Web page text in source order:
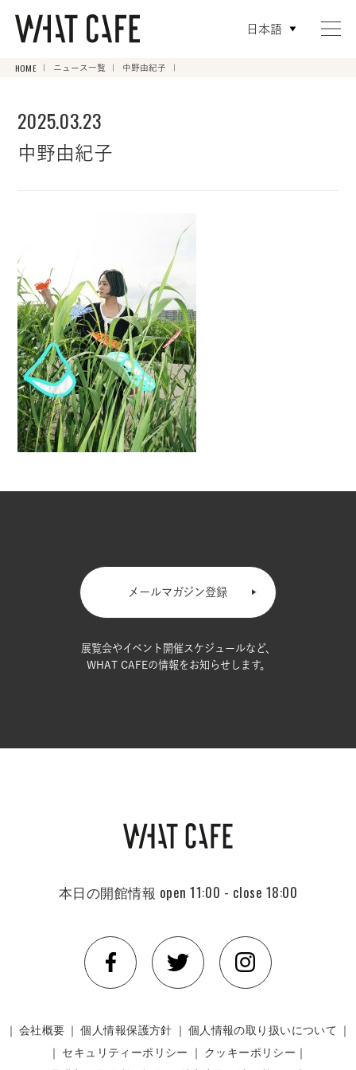
日本語
HOME ニュース一覧 中野由紀子
2025.03.23
中野由紀子
メールマガジン登録
展覧会やイベント開催スケジュールなど、
WHAT CAFEの情報をお知らせします。
本日の開館情報 open 11:00 - close 18:00
｜ 会社概要 ｜個人情報保護方針 ｜ 個人情報の取り扱いについて ｜
｜ セキュリティーポリシー ｜ クッキーポリシー｜